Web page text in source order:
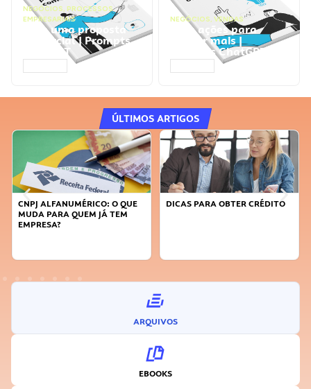
NEGÓCIOS, PROCESSOS
EMPRESARIAIS
Faça uma proposta
comercial | Prompts
ChatGPT
NEGÓCIOS, VENDAS
Faça ações para
vender mais |
Prompts ChatGPT
ÚLTIMOS ARTIGOS
CNPJ ALFANUMÉRICO: O QUE
MUDA PARA QUEM JÁ TEM
EMPRESA?
DICAS PARA OBTER CRÉDITO
ARQUIVOS
EBOOKS